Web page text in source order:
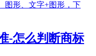
图形、文字+图形，下
-怎么判断商标